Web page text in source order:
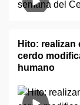
Hito:
cerdo
humano